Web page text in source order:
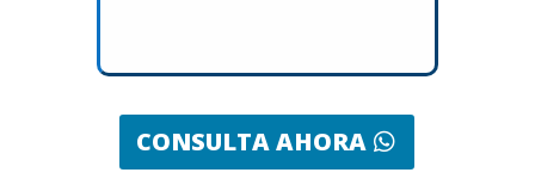
CONSULTA AHORA